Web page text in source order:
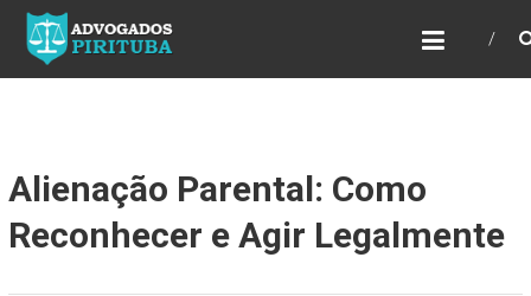
ADVOGADOS PIRITUBA
Precisando de advogado? Entre em contato!
Fazemos toda a assessoria que você
Alienação Parental: Como
Reconhecer e Agir Legalmente